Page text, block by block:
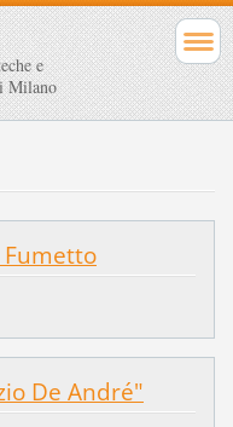
e
Milano
Fumetto
De André"